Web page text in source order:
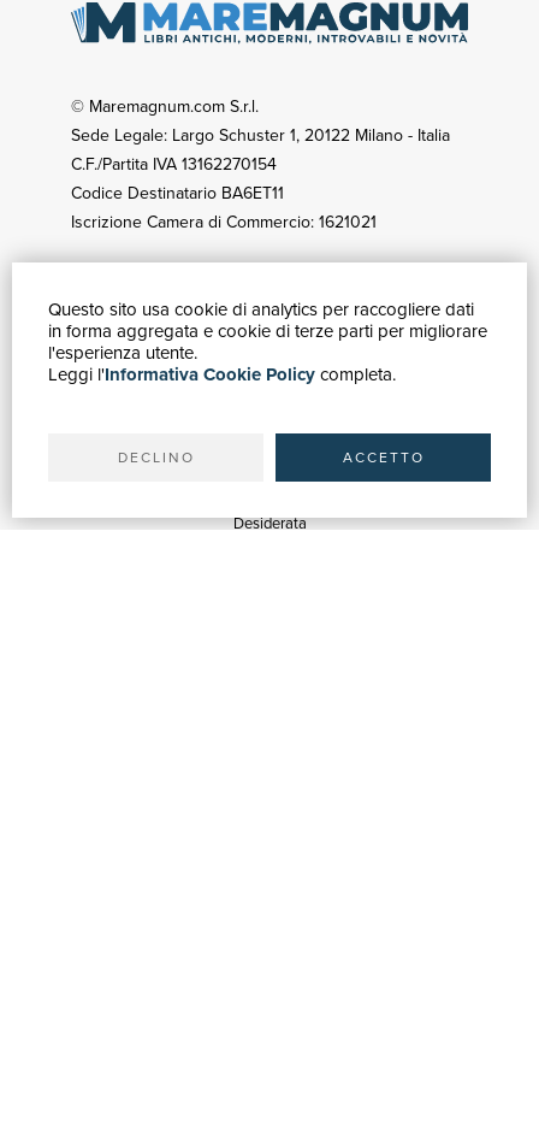
Questo sito usa cookie di analytics per raccogliere dati
in forma aggregata e cookie di terze parti per migliorare
l'esperienza utente.
Leggi l'Informativa Cookie Policycompleta.
DECLINO ACCETTO
© Maremagnum.com S.r.l.
Sede Legale: Largo Schuster 1, 20122 Milano - Italia
C.F./Partita IVA 13162270154
Codice Destinatario BA6ET11
Iscrizione Camera di Commercio: 1621021
GUIDA ACQUISTI
Catalogo
Ricerca avanzata
Spedizioni
Desiderata